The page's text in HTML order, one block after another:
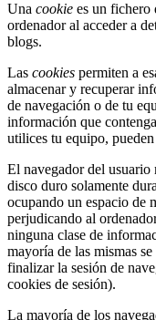
Una cookie es un fichero
ordenador al acceder a
blogs.
Las cookies permiten a
almacenar y recuperar
de navegación o de tu
información que
utilices tu equipo,
El navegador del usuario
disco duro solamente
ocupando un espacio de
perjudicando al
ninguna clase de
mayoría de las mismas
finalizar la sesión de
cookies de sesión).
La mayoría de los